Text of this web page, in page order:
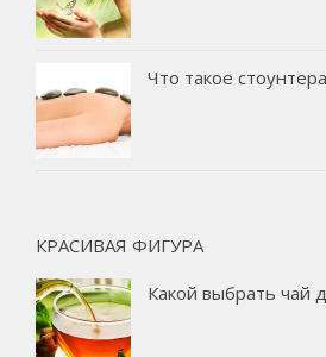
Что такое
КРАСИВАЯ ФИГУРА
Какой выбрать чай